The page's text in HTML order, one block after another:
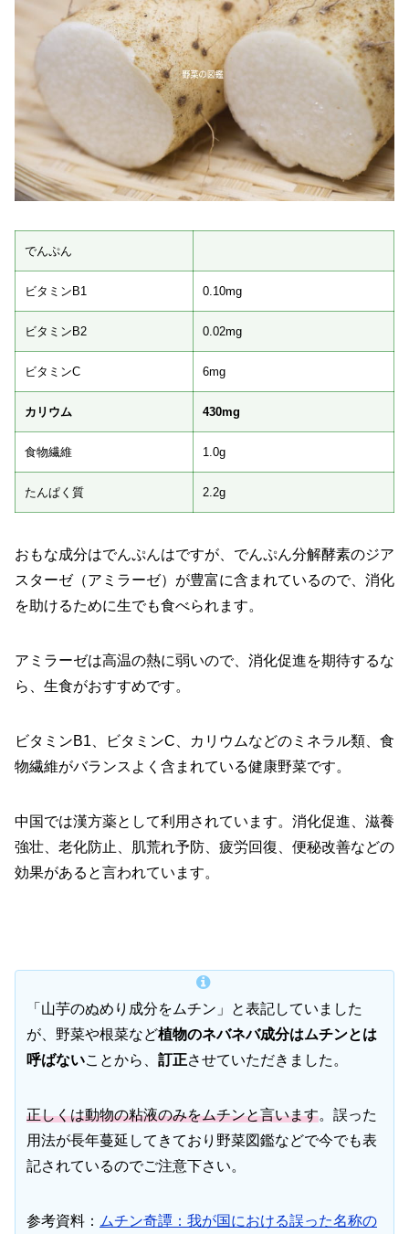
でんぷん
ビタミンB1 0.10mg
ビタミンB2 0.02mg
ビタミンC 6mg
カリウム 430mg
食物繊維 1.0g
たんぱく質 2.2g
おもな成分はでんぷんはですが、でんぷん分解酵素のジア
スターゼ（アミラーゼ）が豊富に含まれているので、消化
を助けるために生でも食べられます。
アミラーゼは高温の熱に弱いので、消化促進を期待するな
ら、生食がおすすめです。
ビタミンB1、ビタミンC、カリウムなどのミネラル類、食
物繊維がバランスよく含まれている健康野菜です。
中国では漢方薬として利用されています。消化促進、滋養
強壮、老化防止、肌荒れ予防、疲労回復、便秘改善などの
効果があると言われています。
「山芋のぬめり成分をムチン」と表記していました
が、野菜や根菜など植物のネバネバ成分はムチンとは
呼ばないことから、 訂正させていただきました。
正しくは動物の粘液のみをムチンと言います。誤った
用法が長年蔓延してきており野菜図鑑などで今でも表
記されているのでご注意下さい。
参考資料： ムチン奇譚：我が国における誤った名称の